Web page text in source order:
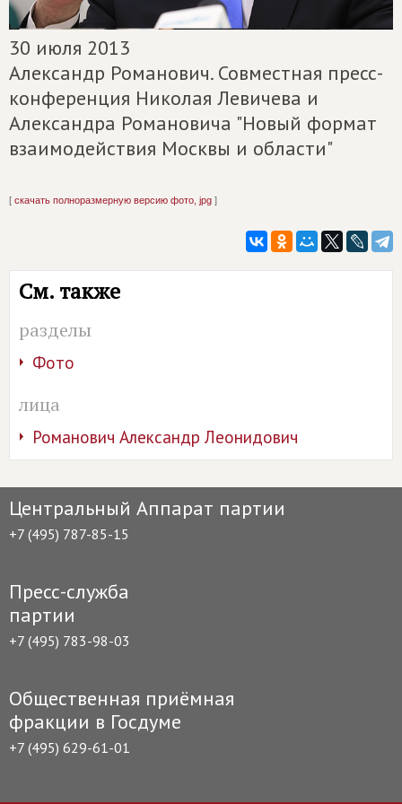
30 июля 2013
Александр Романович. Совместная пресс-
конференция Николая Левичева и
Александра Романовича "Новый формат
взаимодействия Москвы и области"
[ скачать полноразмерную версию фото, jpg ]
См. также
разделы
Фото
лица
Романович Александр Леонидович
Центральный Аппарат партии
+7 (495) 787-85-15
Пресс-служба
партии
+7 (495) 783-98-03
Общественная приёмная
фракции в Госдуме
+7 (495) 629-61-01